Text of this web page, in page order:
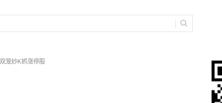
笼妙K抓涨停股